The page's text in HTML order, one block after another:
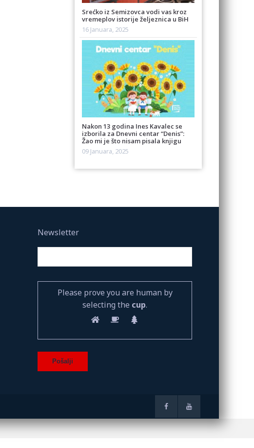
Srećko iz Semizovca vodi vas kroz
vremeplov istorije željeznica u BiH
16 Januara, 2025
Nakon 13 godina Ines Kavalec se
izborila za Dnevni centar “Denis”:
Žao mi je što nisam pisala knjigu
09 Januara, 2025
Newsletter
Please prove you are human by
selecting the cup.